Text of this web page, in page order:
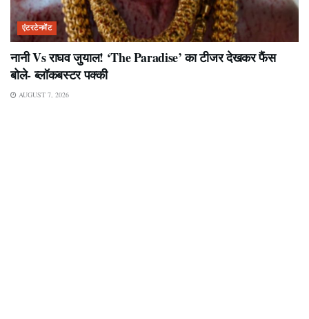
एंटरटेनमेंट
नानी Vs राघव जुयाल! ‘The Paradise’ का टीजर देखकर फैंस
बोले- ब्लॉकबस्टर पक्की
AUGUST 7, 2026